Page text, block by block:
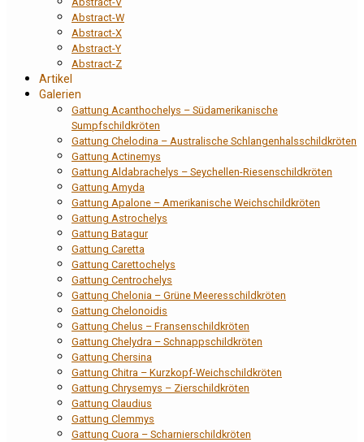
Abstract-W
Abstract-X
Abstract-Y
Abstract-Z
Artikel
Galerien
Gattung Acanthochelys – Südamerikanische
Sumpfschildkröten
Gattung Chelodina – Australische Schlangenhalsschildkröten
Gattung Actinemys
Gattung Aldabrachelys – Seychellen-Riesenschildkröten
Gattung Amyda
Gattung Apalone – Amerikanische Weichschildkröten
Gattung Astrochelys
Gattung Batagur
Gattung Caretta
Gattung Carettochelys
Gattung Centrochelys
Gattung Chelonia – Grüne Meeresschildkröten
Gattung Chelonoidis
Gattung Chelus – Fransenschildkröten
Gattung Chelydra – Schnappschildkröten
Gattung Chersina
Gattung Chitra – Kurzkopf-Weichschildkröten
Gattung Chrysemys – Zierschildkröten
Gattung Claudius
Gattung Clemmys
Gattung Cuora – Scharnierschildkröten